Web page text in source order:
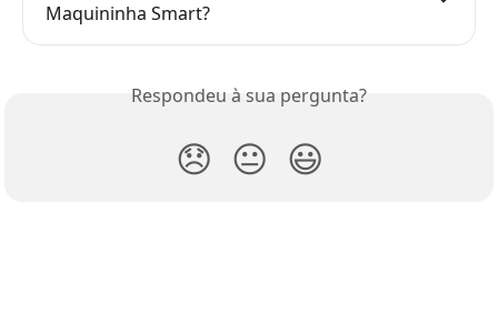
Maquininha Smart?
Respondeu à sua pergunta?
😞 😐 😃